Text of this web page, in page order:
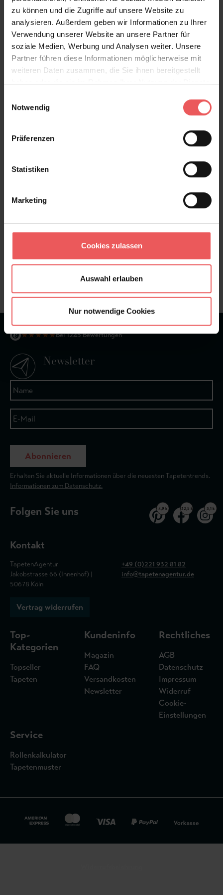
zu können und die Zugriffe auf unsere Website zu
analysieren. Außerdem geben wir Informationen zu Ihrer
Verwendung unserer Website an unsere Partner für
soziale Medien, Werbung und Analysen weiter. Unsere
Partner führen diese Informationen möglicherweise mit
weiteren Daten zusammen, die Sie ihnen bereitgestellt
haben oder die sie im Rahmen Ihrer Nutzung der Dienste
Notwendig
Präferenzen
Statistiken
Marketing
Cookies zulassen
Auswahl erlauben
Nur notwendige Cookies
Tapezieren ab. Die beiden Drops sind nebeneinander
auf eine Rolle gedruckt und werden vor dem
Anbringen entlang der Schnittkante getrennt. So
entsteht ein abwechslungsreiches, lebendiges
Gesamtbild an der Wand.
Sie haben Fragen zum Produkt?
Frage stellen
+49 (0)221 932 81 82
★★★★★Bei 1245 Bewertungen
Newsletter
Abonnieren
Erhalten Sie aktuelle Informationen über die neuesten Tapetentrends.
Informationen zum Datenschutz.
Folgen Sie uns 4,9 k 32,5 k 3,1 k
Kontakt
TapetenAgentur
Jakobstrasse 66 (Innenhof) |
50678 Köln
+49 (0)221 932 81 82
info@tapetenagentur.de
Vertrag widerrufen
Top-
Kategorien
Topseller
Tapeten
Kundeninfo
Magazin
FAQ
Versandkosten
Newsletter
Rechtliches
AGB
Datenschutz
Impressum
Widerruf
Cookie-
Einstellungen
Service
Rollenkalkulator
Tapetenmuster